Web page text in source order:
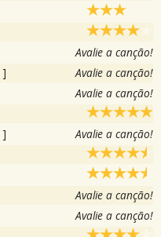
Avalie a canção!
] Avalie a canção!
Avalie a canção!
] Avalie a canção!
Avalie a canção!
Avalie a canção!